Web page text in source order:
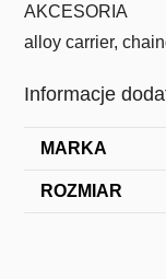
AKCESORIA
alloy carrier,
Informacje
MARKA
ROZMIAR